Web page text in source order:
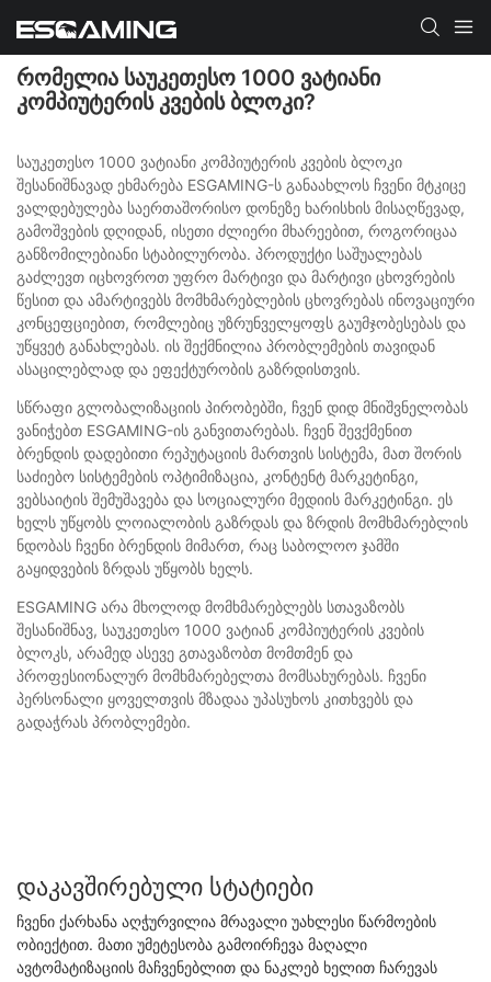
ᲠᲝᲛᲔᲚᲘᲐ ᲡᲐᲣᲙᲔᲗᲔᲡᲝ 1000 ᲕᲐᲢᲘᲐᲜᲘ
ᲙᲝᲛᲞᲘᲣᲢᲔᲠᲘᲡ ᲙᲕᲔᲑᲘᲡ ᲑᲚᲝᲙᲘ?
საუკეთესო 1000 ვატიანი კომპიუტერის კვების ბლოკი
შესანიშნავად ეხმარება ESGAMING-ს განაახლოს ჩვენი მტკიცე
ვალდებულება საერთაშორისო დონეზე ხარისხის მისაღწევად,
გამოშვების დღიდან, ისეთი ძლიერი მხარეებით, როგორიცაა
განზომილებიანი სტაბილურობა. პროდუქტი საშუალებას
გაძლევთ იცხოვროთ უფრო მარტივი და მარტივი ცხოვრების
წესით და ამარტივებს მომხმარებლების ცხოვრებას ინოვაციური
კონცეფციებით, რომლებიც უზრუნველყოფს გაუმჯობესებას და
უწყვეტ განახლებას. ის შექმნილია პრობლემების თავიდან
ასაცილებლად და ეფექტურობის გაზრდისთვის.
სწრაფი გლობალიზაციის პირობებში, ჩვენ დიდ მნიშვნელობას
ვანიჭებთ ESGAMING-ის განვითარებას. ჩვენ შევქმენით
ბრენდის დადებითი რეპუტაციის მართვის სისტემა, მათ შორის
საძიებო სისტემების ოპტიმიზაცია, კონტენტ მარკეტინგი,
ვებსაიტის შემუშავება და სოციალური მედიის მარკეტინგი. ეს
ხელს უწყობს ლოიალობის გაზრდას და ზრდის მომხმარებლის
ნდობას ჩვენი ბრენდის მიმართ, რაც საბოლოო ჯამში
გაყიდვების ზრდას უწყობს ხელს.
ESGAMING არა მხოლოდ მომხმარებლებს სთავაზობს
შესანიშნავ, საუკეთესო 1000 ვატიან კომპიუტერის კვების
ბლოკს, არამედ ასევე გთავაზობთ მომთმენ და
პროფესიონალურ მომხმარებელთა მომსახურებას. ჩვენი
პერსონალი ყოველთვის მზადაა უპასუხოს კითხვებს და
გადაჭრას პრობლემები.
Დაკავშირებული Სტატიები
ჩვენი ქარხანა აღჭურვილია მრავალი უახლესი წარმოების
ობიექტით. მათი უმეტესობა გამოირჩევა მაღალი
ავტომატიზაციის მაჩვენებლით და ნაკლებ ხელით ჩარევას